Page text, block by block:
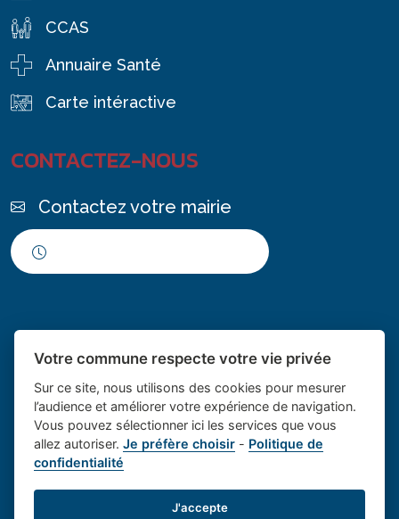
CCAS
Annuaire Santé
Carte intéractive
CONTACTEZ-NOUS
Contactez votre mairie
Place du village la solution web
et appli des collectivités
- Le village de
Mentions légales- Gestion des cookies
Votre commune respecte votre vie privée
Sur ce site, nous utilisons des cookies pour mesurer
l’audience et améliorer votre expérience de navigation.
Vous pouvez sélectionner ici les services que vous
allez autoriser.Je préfère choisir - Politique de
confidentialité
J'accepte